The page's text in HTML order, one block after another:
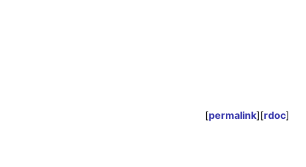
[permalink][rdoc]